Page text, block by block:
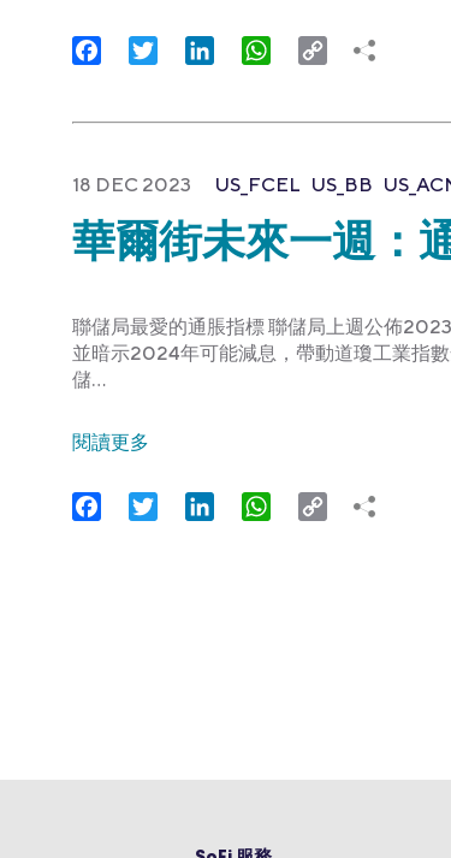
FacebookTwitter LinkedIn WhatsApp
Copy
18 DEC 2023 US_FCEL US_BB
華爾街未來一週：
聯儲局最愛的通脹指標 聯儲局上週公佈
並暗示2024年可能減息，帶動道瓊工業指
儲…
閱讀更多
FacebookTwitter LinkedIn WhatsApp
Copy